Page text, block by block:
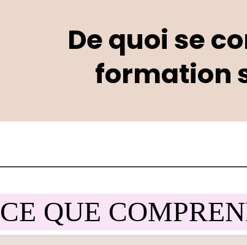
De quoi se
formation
CE QUE